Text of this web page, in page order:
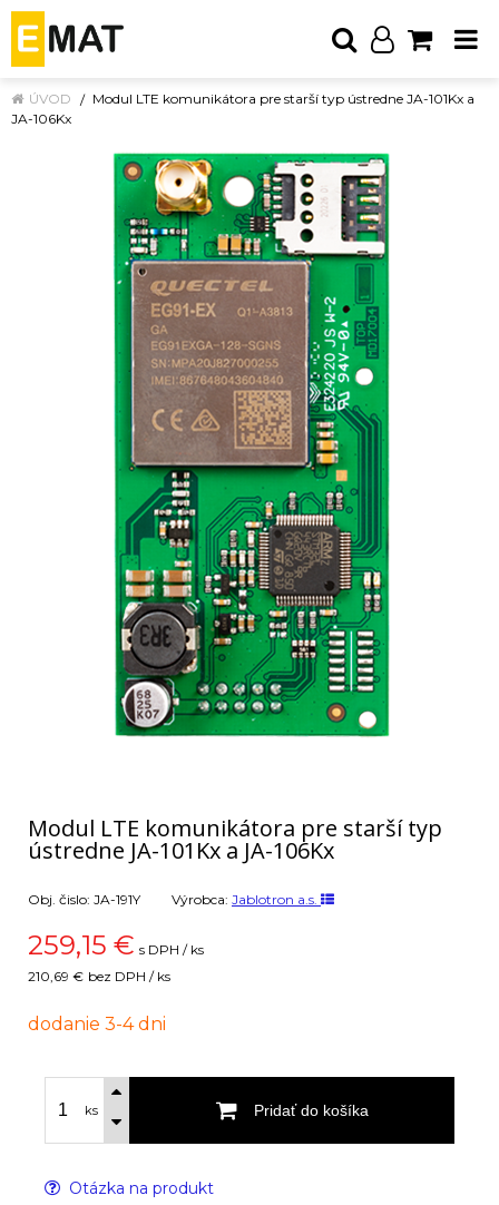
ÚVOD
Modul LTE komunikátora pre starší typ ústredne JA-101Kx a
JA-106Kx
Modul LTE komunikátora pre starší typ
ústredne JA-101Kx a JA-106Kx
Obj. čislo: JA-191Y Výrobca: Jablotron a.s.
259,15 € s DPH / ks
210,69 € bez DPH / ks
dodanie 3-4 dni
ks Pridať do košíka
Otázka na produkt